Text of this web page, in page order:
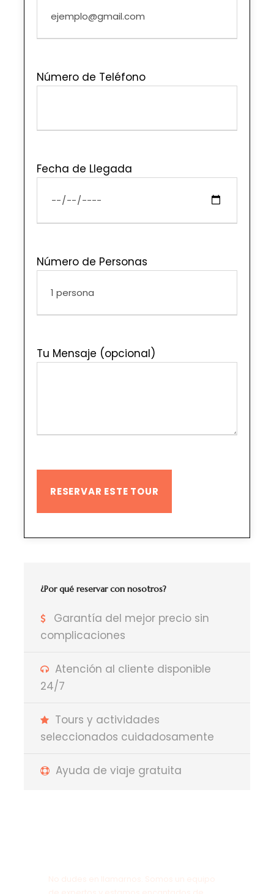
Número de Teléfono
Fecha de Llegada
Número de Personas
Tu Mensaje (opcional)
¿Por qué reservar con nosotros?
Garantía del mejor precio sin
complicaciones
Atención al cliente disponible
24/7
Tours y actividades
seleccionados cuidadosamente
Ayuda de viaje gratuita